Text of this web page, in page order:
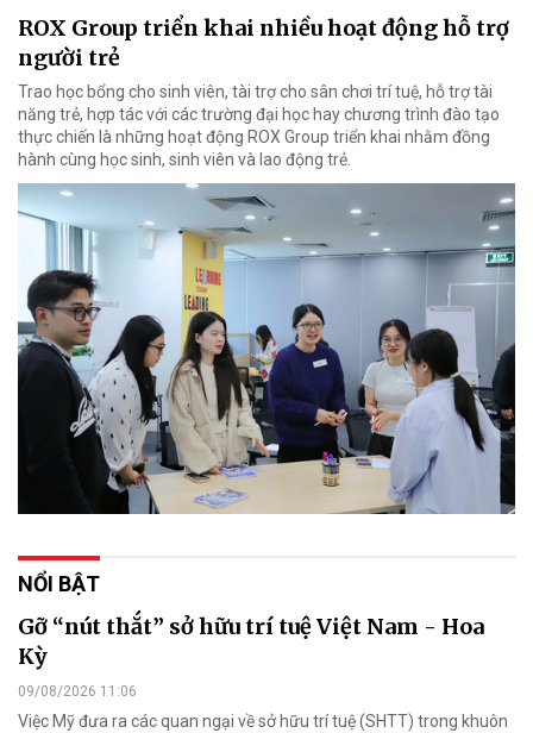
ROX Group triển khai nhiều hoạt động hỗ trợ
người trẻ
Trao học bổng cho sinh viên, tài trợ cho sân chơi trí tuệ, hỗ trợ tài
năng trẻ, hợp tác với các trường đại học hay chương trình đào tạo
thực chiến là những hoạt động ROX Group triển khai nhằm đồng
hành cùng học sinh, sinh viên và lao động trẻ.
NỔI BẬT
Gỡ “nút thắt” sở hữu trí tuệ Việt Nam - Hoa
Kỳ
09/08/2026 11:06
Việc Mỹ đưa ra các quan ngại về sở hữu trí tuệ (SHTT) trong khuôn